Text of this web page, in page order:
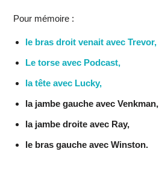
Pour mémoire :
le bras droit venait avec Trevor,
Le torse avec Podcast,
la tête avec Lucky,
la jambe gauche avec Venkman,
la jambe droite avec Ray,
le bras gauche avec Winston.